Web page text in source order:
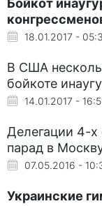
Бойкот
18.01.2017 -
В США
бойкоте
14.01.2017 -
Делегации 4-х
парад в
07.05.2016 -
Украинские